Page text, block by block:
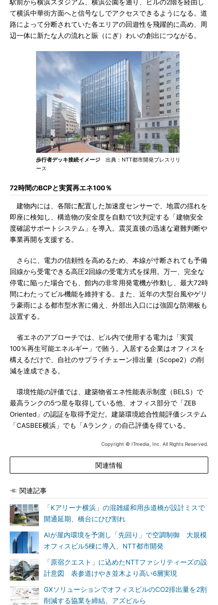
駅前から横浜スタジアム、横浜公園を通り、ビルの2階を経由し
て横浜中華街方面へと信号なしでアクセスできるようになる。道
路によって分断されていた各エリアの回遊性を飛躍的に高め、周
辺一体に新たな人の流れと賑（にぎ）わいの創出につながる。
歩行者デッキ接続イメージ 出典：NTT都市開発プレスリリ
ース
72時間のBCPと実質再エネ100％
建物内には、各階に配置した加速度センサーで、地震の揺れを
即座に検知し、構造物の安全度を自動で1次判定する「建物安全
度確認サポートシステム」を導入。震災直後の迅速な避難判断や
事業再開を支援する。
さらに、電力の信頼性を高めるため、本線が寸断されても予備
回線から受電できる高圧2回線の受電方式を採用。万一、完全な
停電に陥った場合でも、館内の非常用発電機が作動し、最大72時
間にわたってビル機能を維持する。また、近年の大型台風やゲリ
ラ豪雨による都市型水害に備え、外部出入口には強固な防潮板も
設置する。
省エネのアプローチでは、ビル内で使用する電力は「実質
100％再生可能エネルギー」で賄う。入居する企業はオフィスを
構えるだけで、自社のサプライチェーン排出量（Scope2）の削
減を達成できる。
環境性能の評価では、建築物省エネ性能表示制度（BELS）で
最高ランクの5つ星を取得している他、オフィス部分で「ZEB
Oriented」の認証を取得予定だ。建築環境総合性能評価システム
「CASBEE横浜」でも「Aランク」の自己評価を得ている。
Copyright © ITmedia, Inc. All Rights Reserved.
関連情報
関連記事
「Kアリーナ横浜」の混雑緩和用歩道橋が設計ミスで
開通延期、橋台にひび割れ
AIが屋内環境を予測し「先回り」で空調制御 大規模
オフィスビル5棟に導入、NTT都市開発
「原宿クエスト」に込めたNTTファシリティーズの設
計意図 表参道けやき並木より高い6層実現
GXソリューションでオフィスビルのCO2排出量を2割
削減する協業を締結、アズビルら